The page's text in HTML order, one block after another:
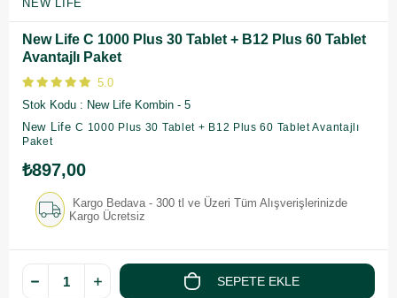
NEW LIFE
New Life C 1000 Plus 30 Tablet + B12 Plus 60 Tablet
Avantajlı Paket
5.0
Stok Kodu
New Life Kombin - 5
New LifeC 1000 Plus 30 Tablet + B12 Plus 60 Tablet Avantajlı
Paket
₺897,00
Kargo Bedava - 300 tl ve Üzeri Tüm Alışverişlerinizde
Kargo Ücretsiz